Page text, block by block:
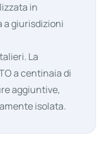
in
a giurisdizioni
La
a centinaia di
aggiuntive,
isolata.